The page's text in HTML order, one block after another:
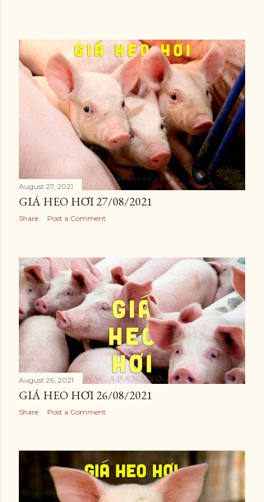
August 27, 2021
GIÁ HEO HƠI 27/08/2021
Share Post a Comment
August 26, 2021
GIÁ HEO HƠI 26/08/2021
Share Post a Comment